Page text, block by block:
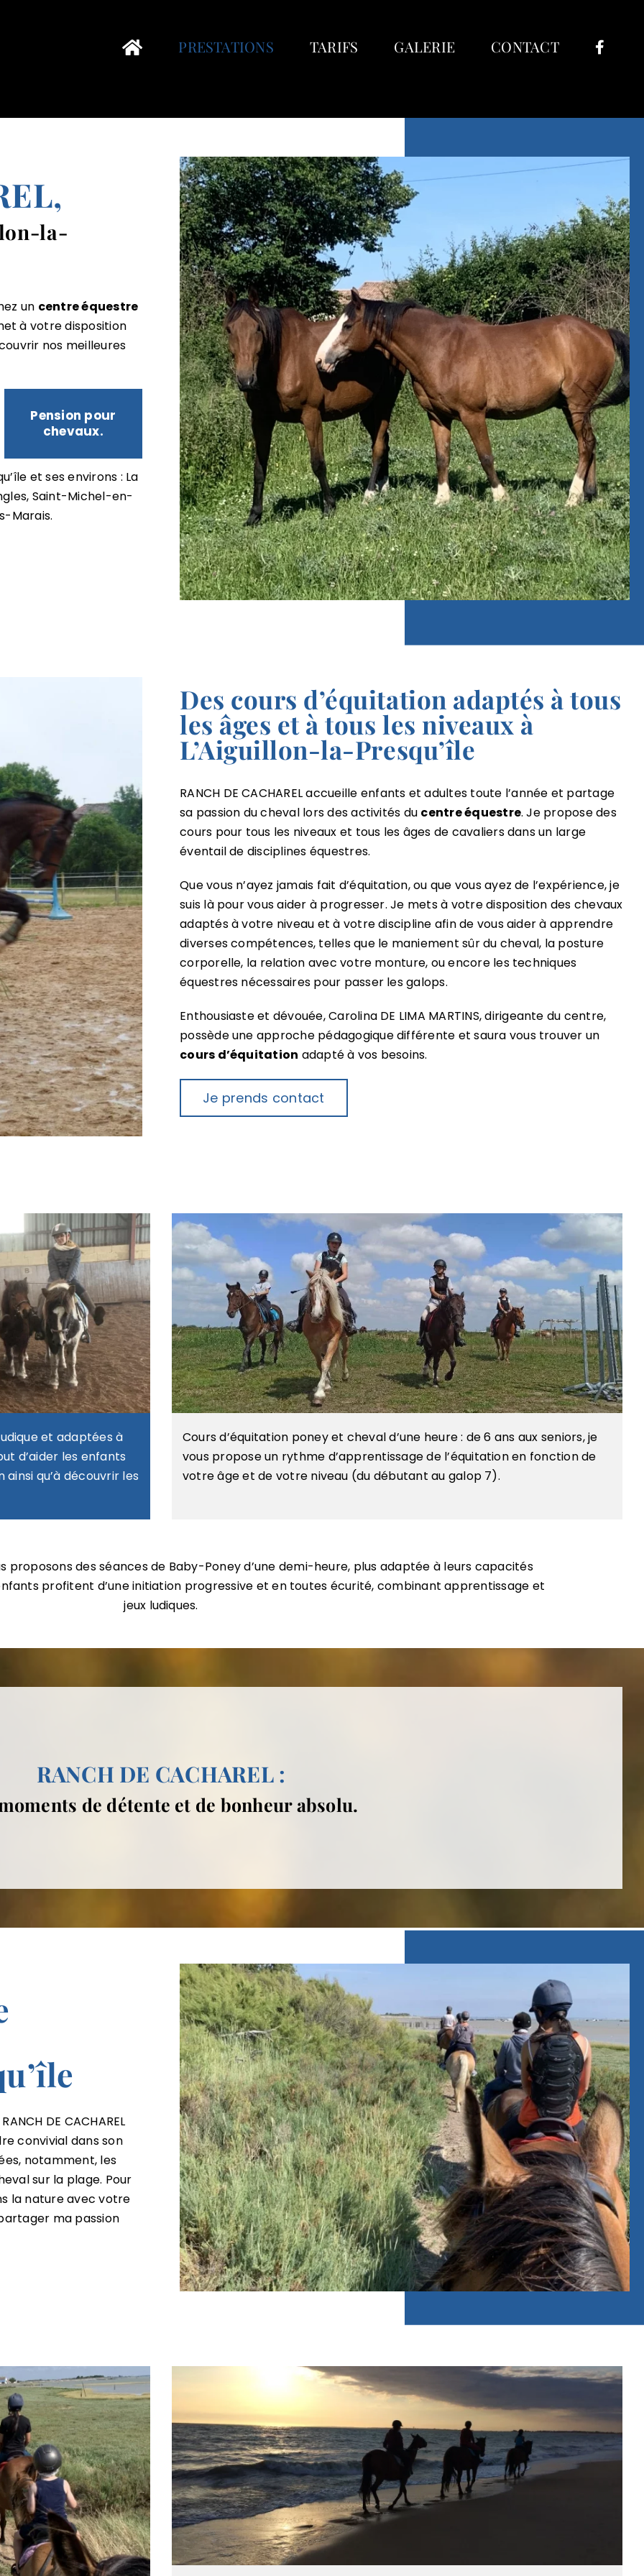
PRESTATIONS TARIFS GALERIE CONTACT
la-
un centre équestre
à votre disposition
nos meilleures
Pension pour
chevaux.
et ses environs : La
Saint-Michel-en-
Marais.
Des cours d’équitation adaptés à tous
les âges et à tous les niveaux à
L’Aiguillon-la-Presqu’île
RANCH DE CACHAREL accueille enfants et adultes toute l’année et partage
sa passion du cheval lors des activités du centre équestre. Je propose des
cours pour tous les niveaux et tous les âges de cavaliers dans un large
éventail de disciplines équestres.
Que vous n’ayez jamais fait d’équitation, ou que vous ayez de l’expérience, je
suis là pour vous aider à progresser. Je mets à votre disposition des chevaux
adaptés à votre niveau et à votre discipline afin de vous aider à apprendre
diverses compétences, telles que le maniement sûr du cheval, la posture
corporelle, la relation avec votre monture, ou encore les techniques
équestres nécessaires pour passer les galops.
Enthousiaste et dévouée, Carolina DE LIMA MARTINS, dirigeante du centre,
possède une approche pédagogique différente et saura vous trouver un
cours d’équitation adapté à vos besoins.
Je prends contact
et adaptées à
d’aider les enfants
qu’à découvrir les
Cours d’équitation poney et cheval d’une heure : de 6 ans aux seniors, je
vous propose un rythme d’apprentissage de l’équitation en fonction de
votre âge et de votre niveau (du débutant au galop 7).
proposons des séances de Baby-Poney d’une demi-heure, plus adaptée à leurs capacités
profitent d’une initiation progressive et en toutes écurité, combinant apprentissage et
jeux ludiques.
RANCH DE CACHAREL :
de détente et de bonheur absolu.
DE CACHAREL
convivial dans son
notamment, les
sur la plage. Pour
la nature avec votre
ma passion